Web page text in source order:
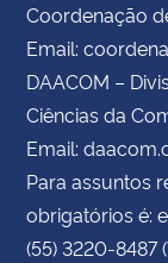
Coordenação
Email:
DAACOM –
Ciências da
Email:
Para assuntos
obrigatórios é:
(55) 3220-8487